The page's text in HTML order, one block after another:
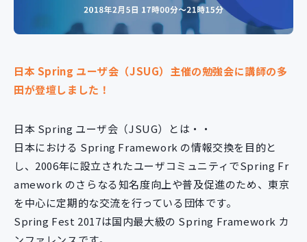
イベント・セミナー
ニュース
採用情報
Contact
日本 Spring ユーザ会（JSUG）主催の勉強会に講師の多
田が登壇しました！
日本 Spring ユーザ会（JSUG）とは・・
日本における Spring Framework の情報交換を目的と
し、2006年に設立されたユーザコミュニティでSpring Fr
amework のさらなる知名度向上や普及促進のため、東京
を中心に定期的な交流を行っている団体です。
Spring Fest 2017は国内最大級の Spring Framework カ